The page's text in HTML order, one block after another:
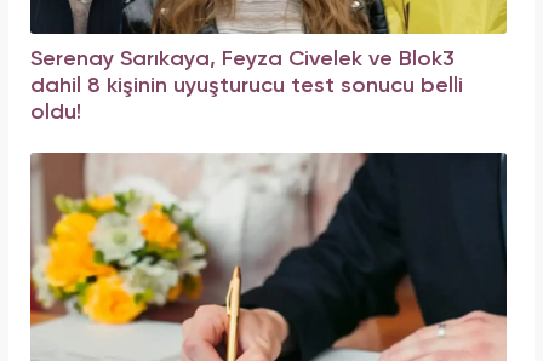
Serenay Sarıkaya, Feyza Civelek ve Blok3
dahil 8 kişinin uyuşturucu test sonucu belli
oldu!